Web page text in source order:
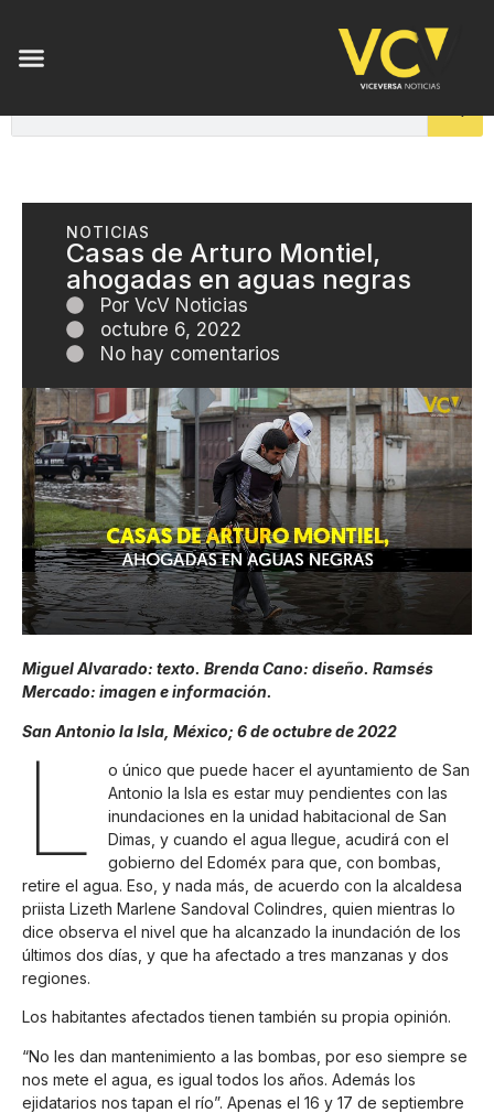
NOTICIAS
Casas de Arturo Montiel,
ahogadas en aguas negras
Por VcV Noticias
octubre 6, 2022
No hay comentarios
Miguel Alvarado: texto. Brenda Cano: diseño. Ramsés
Mercado: imagen e información.
San Antonio la Isla, México; 6 de octubre de 2022
L
o único que puede hacer el ayuntamiento de San
Antonio la Isla es estar muy pendientes con las
inundaciones en la unidad habitacional de San
Dimas, y cuando el agua llegue, acudirá con el
gobierno del Edoméx para que, con bombas,
retire el agua. Eso, y nada más, de acuerdo con la alcaldesa
priista Lizeth Marlene Sandoval Colindres, quien mientras lo
dice observa el nivel que ha alcanzado la inundación de los
últimos dos días, y que ha afectado a tres manzanas y dos
regiones.
Los habitantes afectados tienen también su propia opinión.
“No les dan mantenimiento a las bombas, por eso siempre se
nos mete el agua, es igual todos los años. Además los
ejidatarios nos tapan el río”. Apenas el 16 y 17 de septiembre